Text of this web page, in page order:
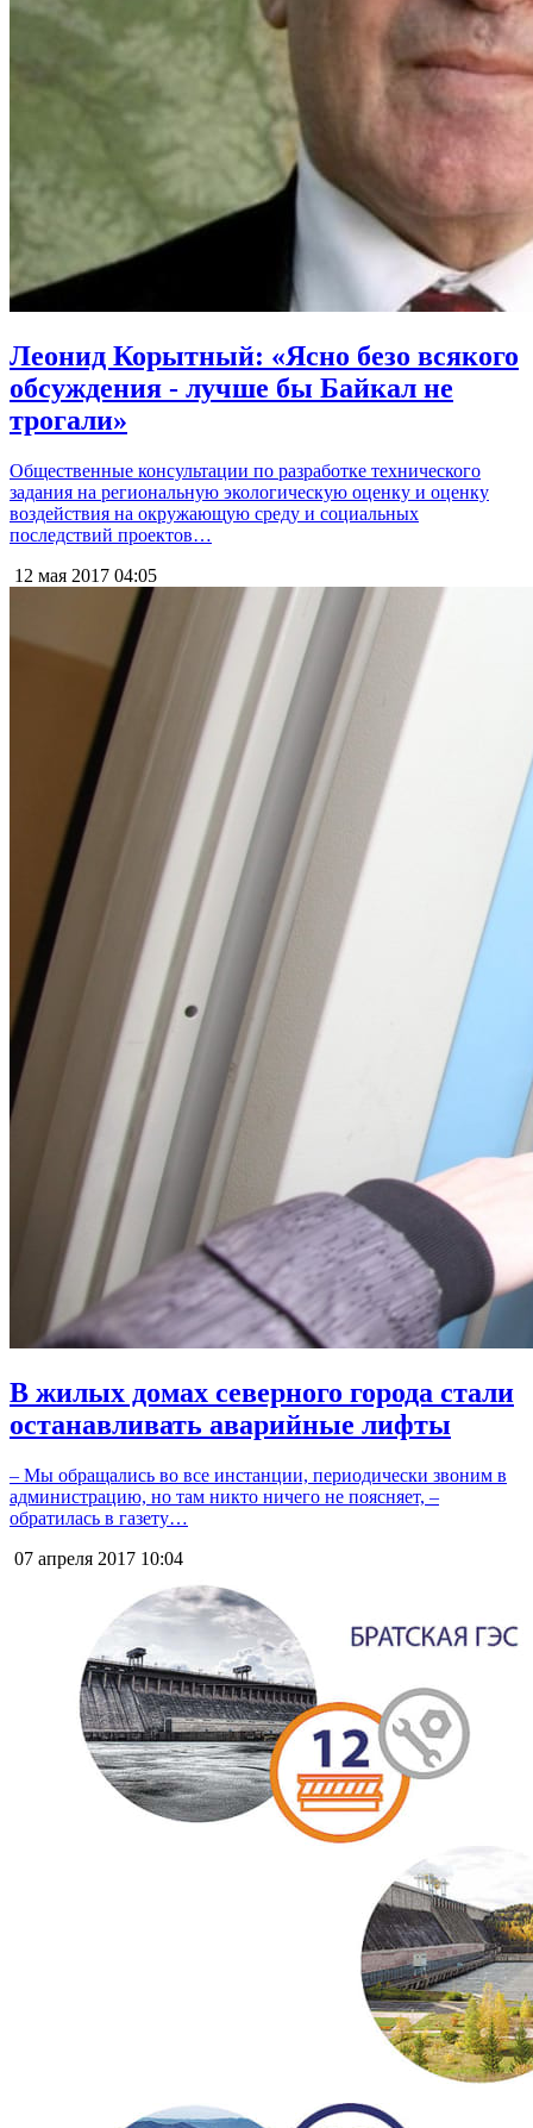
Леонид Корытный: «Ясно безо всякого
обсуждения - лучше бы Байкал не
трогали»
Общественные консультации по разработке технического
задания на региональную экологическую оценку и оценку
воздействия на окружающую среду и социальных
последствий проектов…
12 мая 2017 04:05
В жилых домах северного города стали
останавливать аварийные лифты
– Мы обращались во все инстанции, периодически звоним в
администрацию, но там никто ничего не поясняет, –
обратилась в газету…
07 апреля 2017 10:04